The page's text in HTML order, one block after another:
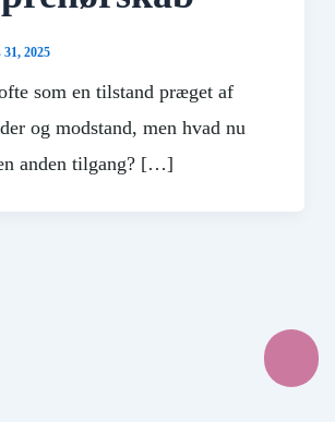
2025
som en tilstand præget af
og modstand, men hvad nu
anden tilgang? […]